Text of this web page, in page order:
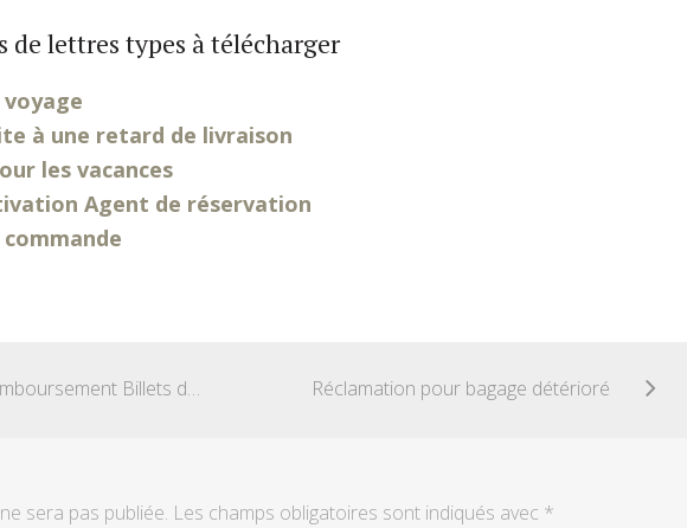
de lettres types à télécharger
à une retard de livraison
les vacances
Agent de réservation
Demande de remboursement Billets de train Réclamation pour bagage détérioré
sera pas publiée. Les champs obligatoires sont indiqués avec *